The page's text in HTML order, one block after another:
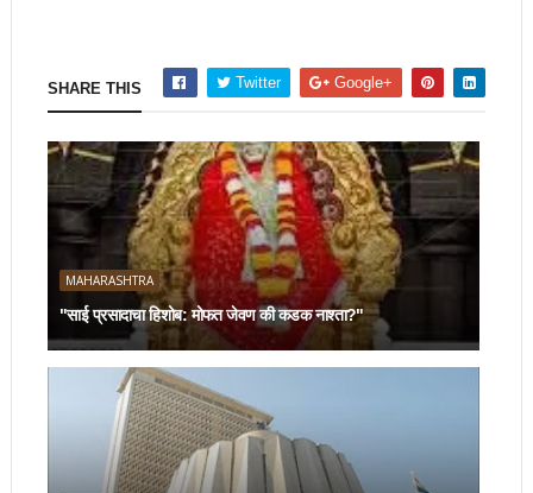
SHARE THIS Twitter Google+
MAHARASHTRA
"साई प्रसादाचा हिशोब: मोफत जेवण की कडक नाश्ता?"